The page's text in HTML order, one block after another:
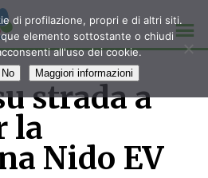
strada a
la
Nido EV
di profilazione, propri e di altri siti.
elemento sottostante o chiudi
all'uso dei cookie.
No Maggiori informazioni